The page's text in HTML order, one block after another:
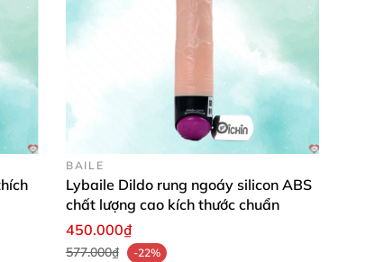
BAILE
Lybaile Dildo rung ngoáy silicon ABS
chất lượng cao kích thước chuẩn
450.000₫
577.000₫
-22%